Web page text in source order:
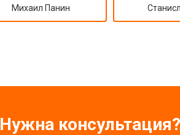
Михаил Панин
Нужна консультация?